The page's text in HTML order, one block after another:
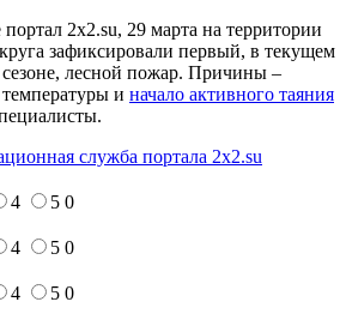
2х2.su, 29 марта на территории
зафиксировали первый, в текущем
лесной пожар. Причины –
и начало активного таяния
служба портала 2x2.su
4 5 0
4 5 0
4 5 0